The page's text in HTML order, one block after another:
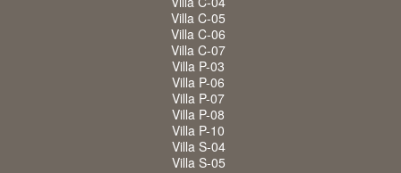
Villa C-05
Villa C-06
Villa C-07
Villa P-03
Villa P-06
Villa P-07
Villa P-08
Villa P-10
Villa S-04
Villa S-05